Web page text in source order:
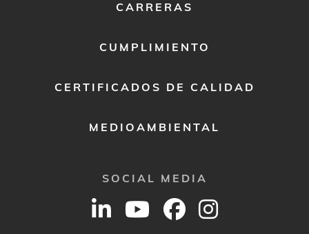
CARRERAS
CUMPLIMIENTO
CERTIFICADOS DE CALIDAD
MEDIOAMBIENTAL
SOCIAL MEDIA